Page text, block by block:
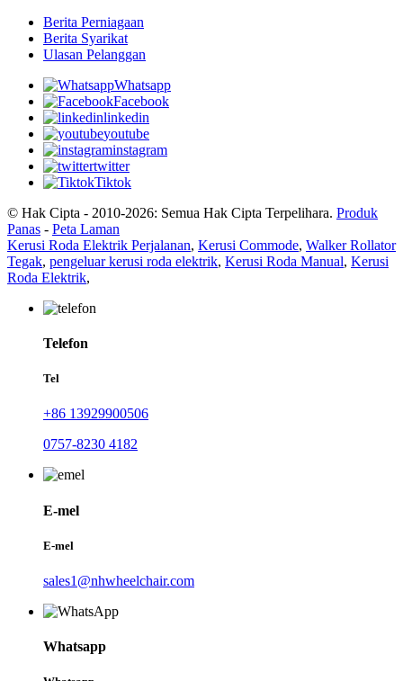
Berita Perniagaan
Berita Syarikat
Ulasan Pelanggan
Whatsapp
Facebook
linkedin
youtube
instagram
twitter
Tiktok
© Hak Cipta - 2010-2026: Semua Hak Cipta Terpelihara. Produk
Panas - Peta Laman
Kerusi Roda Elektrik Perjalanan, Kerusi Commode, Walker Rollator
Tegak, pengeluar kerusi roda elektrik, Kerusi Roda Manual, Kerusi
Roda Elektrik,
Telefon
Tel
+86 13929900506
0757-8230 4182
E-mel
E-mel
sales1@nhwheelchair.com
Whatsapp